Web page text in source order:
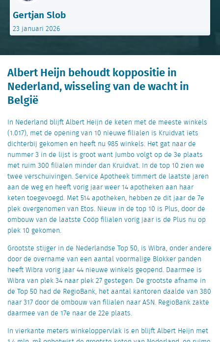
Gertjan Slob
23 januari 2026
Albert Heijn behoudt koppositie in
Nederland, wisseling van de wacht in
België
In Nederland blijft Albert Heijn de keten met de meeste winkels
(1.017), met de opening van 10 nieuwe filialen is Kruidvat iets
dichterbij gekomen en heeft nu 985 winkels. Het gat naar de
nummer 3 in de lijst is groot want Jumbo volgt op de 3e plaats
met ruim 300 filialen minder dan Kruidvat. In de top 10 zien we
twee verschuivingen. Service Apotheek timmert de laatste jaren
aan de weg en heeft vorig jaar weer 14 apotheken aan haar
keten toegevoegd. Met 514 apotheken, hebben ze dit jaar de 7e
plek overgenomen van Etos. Nieuw in de top 10 is Plus, door de
ombouw van de laatste Coöp filialen vorig jaar is de Plus nu op
plek 10 gekomen.
Grootste stijger in de Nederlandse Top 50, is Wibra, onder andere
door de overname van een aantal voormalige Blokker panden
heeft Wibra vorig jaar 44 nieuwe winkels geopend. Daarmee is
Wibra van plek 34 naar plek 27 gestegen. De grootste afname in
de Top 50 had de RegioBank, het aantal kantoren daalde van 380
naar 317 door de ombouw van filialen naar ASN. RegioBank zakte
daarmee van de 17e naar de 22e plaats.
In vierkante meters winkeloppervlak is en blijft Albert Heijn met